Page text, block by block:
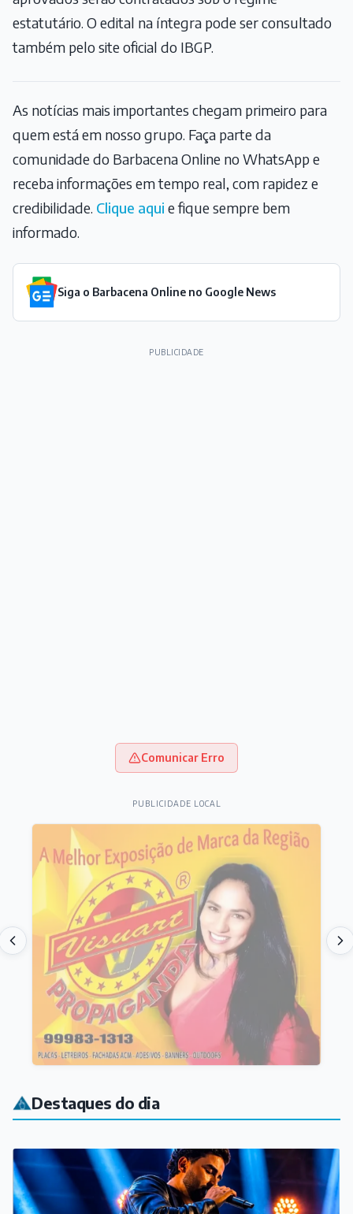
estatutário. O edital na íntegra pode ser consultado
também pelo site oficial do IBGP.
As notícias mais importantes chegam primeiro para
quem está em nosso grupo. Faça parte da
comunidade do Barbacena Online no WhatsApp e
receba informações em tempo real, com rapidez e
credibilidade. Clique aqui e fique sempre bem
informado.
Siga o Barbacena Online no Google News
PUBLICIDADE
Comunicar Erro
PUBLICIDADE LOCAL
Destaques do dia